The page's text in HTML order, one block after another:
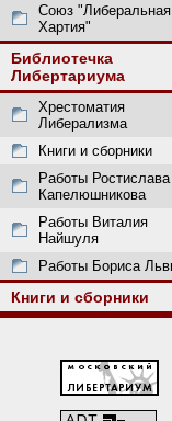
Союз "Либеральная
Хартия"
Библиотечка
Либертариума
Хрестоматия
Либерализма
Книги и сборники
Работы Ростислава
Капелюшникова
Работы Виталия
Найшуля
Работы Бориса
Книги и сборники